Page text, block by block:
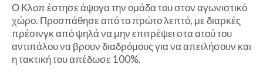
Ο Κλοπ έστησε άψογα την ομάδα του στον αγωνιστικό
χώρο. Προσπάθησε από το πρώτο λεπτό, με διαρκές
πρέσινγκ από ψηλά να μην επιτρέψει στα ατού του
αντιπάλου να βρουν διαδρόμους για να απειλήσουν και
η τακτική του απέδωσε 100%.